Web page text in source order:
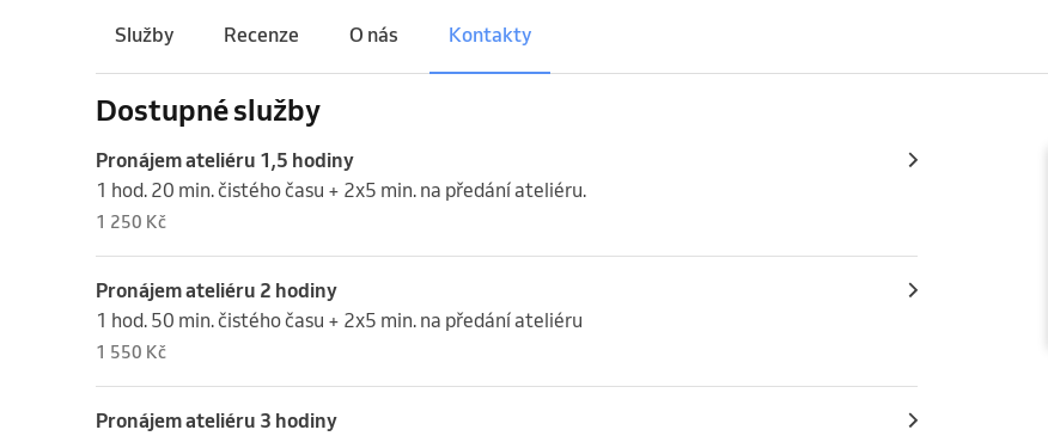
Služby Recenze O nás Kontakty
Dostupné služby
Pronájem ateliéru 1,5 hodiny
1 hod. 20 min. čistého času + 2x5 min. na předání ateliéru.
1 250 Kč
Pronájem ateliéru 2 hodiny
1 hod. 50 min. čistého času + 2x5 min. na předání ateliéru
1 550 Kč
Pronájem ateliéru 3 hodiny